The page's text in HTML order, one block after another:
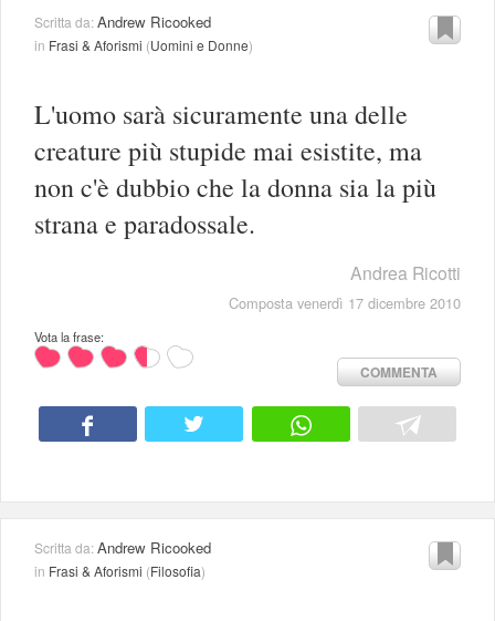
Scritta da:Andrew Ricooked
in Frasi & Aforismi (Uomini e Donne)
L'uomo sarà sicuramente una delle
creature più stupide mai esistite, ma
non c'è dubbio che la donna sia la più
strana e paradossale.
Andrea Ricotti
Composta venerdì 17 dicembre 2010
Vota la frase:
COMMENTA
Scritta da:Andrew Ricooked
in Frasi & Aforismi (Filosofia)